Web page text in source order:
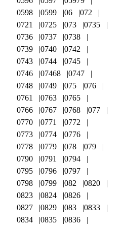
0598
0599 06
072
0721
0725 073
0735
0736
0737
0738
0739
0740
0742
0743
0744
0745
0746
07468
0747
0748
0749 075
076
0761
0763
0765
0766
0767 0768
077
0770
0771
0772
0773
0774
0776
0778
0779 078
079
0790
0791
0794
0795
0796
0797
0798
0799 082
0820
0823
0824
0826
0827
0829 083
0833
0834
0835
0836